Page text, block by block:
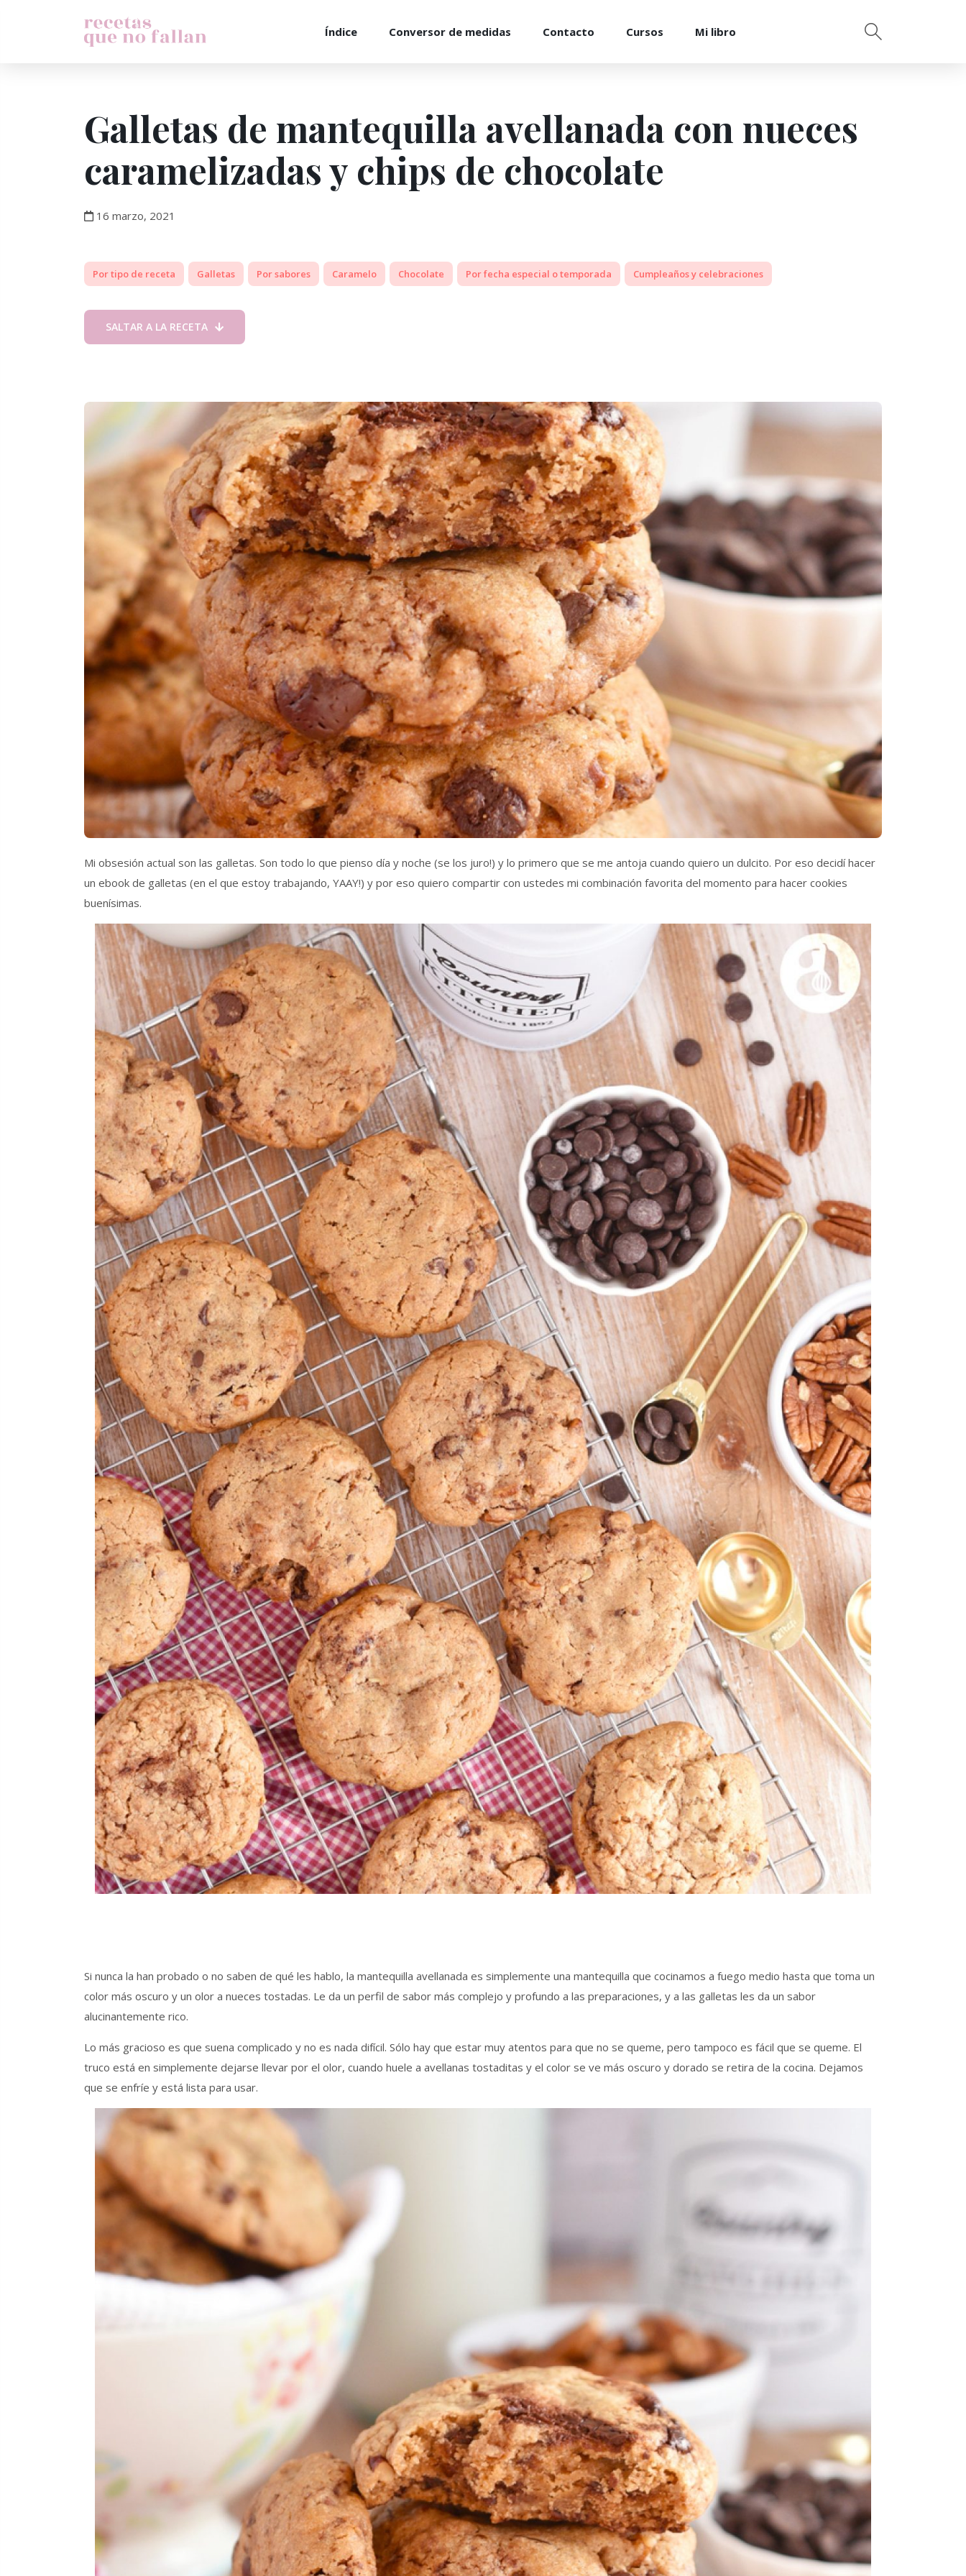
Índice Conversor de medidas Contacto Cursos Mi libro
Galletas de mantequilla avellanada con nueces
caramelizadas y chips de chocolate
16 marzo, 2021
Por tipo de receta Galletas Por sabores Caramelo Chocolate Por fecha especial o temporada Cumpleaños y celebraciones
SALTAR A LA RECETA
Mi obsesión actual son las galletas. Son todo lo que pienso día y noche (se los juro!) y lo primero que se me antoja cuando quiero un dulcito. Por eso decidí hacer
un ebook de galletas (en el que estoy trabajando, YAAY!) y por eso quiero compartir con ustedes mi combinación favorita del momento para hacer cookies
buenísimas.
Si nunca la han probado o no saben de qué les hablo, la mantequilla avellanada es simplemente una mantequilla que cocinamos a fuego medio hasta que toma un
color más oscuro y un olor a nueces tostadas. Le da un perfil de sabor más complejo y profundo a las preparaciones, y a las galletas les da un sabor
alucinantemente rico.
Lo más gracioso es que suena complicado y no es nada difícil. Sólo hay que estar muy atentos para que no se queme, pero tampoco es fácil que se queme. El
truco está en simplemente dejarse llevar por el olor, cuando huele a avellanas tostaditas y el color se ve más oscuro y dorado se retira de la cocina. Dejamos
que se enfríe y está lista para usar.